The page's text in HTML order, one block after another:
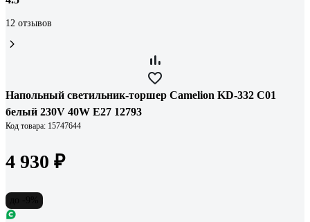
12 отзывов
Напольный светильник-торшер Camelion KD-332 C01
белый 230V 40W E27 12793
Код товара: 15747644
4 930 ₽